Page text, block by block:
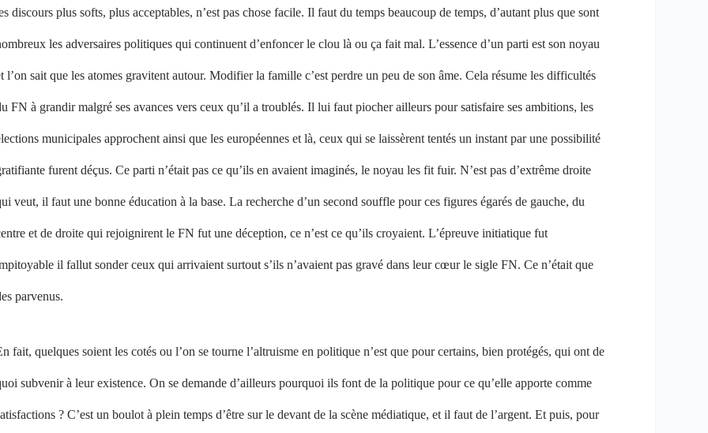
discours plus softs, plus acceptables, n’est pas chose facile. Il faut du temps beaucoup de temps, d’autant plus que sont
les adversaires politiques qui continuent d’enfoncer le clou là ou ça fait mal. L’essence d’un parti est son noyau
l’on sait que les atomes gravitent autour. Modifier la famille c’est perdre un peu de son âme. Cela résume les difficultés
FN à grandir malgré ses avances vers ceux qu’il a troublés. Il lui faut piocher ailleurs pour satisfaire ses ambitions, les
municipales approchent ainsi que les européennes et là, ceux qui se laissèrent tentés un instant par une possibilité
furent déçus. Ce parti n’était pas ce qu’ils en avaient imaginés, le noyau les fit fuir. N’est pas d’extrême droite
veut, il faut une bonne éducation à la base. La recherche d’un second souffle pour ces figures égarés de gauche, du
et de droite qui rejoignirent le FN fut une déception, ce n’est ce qu’ils croyaient. L’épreuve initiatique fut
il fallut sonder ceux qui arrivaient surtout s’ils n’avaient pas gravé dans leur cœur le sigle FN. Ce n’était que
parvenus.
fait, quelques soient les cotés ou l’on se tourne l’altruisme en politique n’est que pour certains, bien protégés, qui ont de
subvenir à leur existence. On se demande d’ailleurs pourquoi ils font de la politique pour ce qu’elle apporte comme
? C’est un boulot à plein temps d’être sur le devant de la scène médiatique, et il faut de l’argent. Et puis, pour